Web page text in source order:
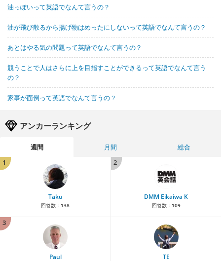
油っぽいって英語でなんて言うの？
油が飛び散るから揚げ物はめったにしないって英語でなんて言うの？
あとはやる気の問題って英語でなんて言うの？
競うことで人はさらに上を目指すことができるって英語でなんて言う
の？
家事が面倒って英語でなんて言うの？
アンカーランキング
週間 月間
総合
1
Taku
回答数： 138
2
DMM Eikaiwa K
回答数： 109
3
Paul TE